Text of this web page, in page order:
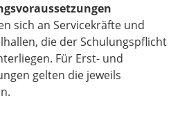
sich an Servicekräfte und
die der Schulungspflicht
Für Erst- und
gelten die jeweils